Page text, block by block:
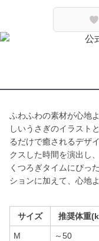
ふわふわの素材が心地
しいうさぎのイラスト
るだけで癒されるデザ
クスした時間を演出し
くつろぎタイムにぴっ
ションに加えて、心地
サイズ 推奨体重
M ～50